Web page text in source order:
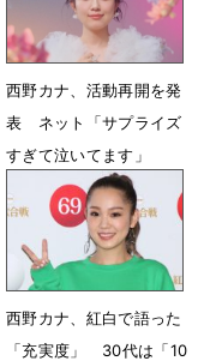
西野カナ、活動再開を発
表 ネット「サプライズ
すぎて泣いてます」
6月25日 21時27分
西野カナ、紅白で語った
「充実度」 30代は「10